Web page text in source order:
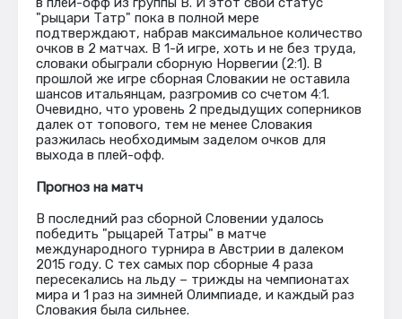
"рыцари Татр" пока в полной мере
подтверждают, набрав максимальное количество
очков в 2 матчах. В 1-й игре, хоть и не без труда,
словаки обыграли сборную Норвегии (2:1). В
прошлой же игре сборная Словакии не оставила
шансов итальянцам, разгромив со счетом 4:1.
Очевидно, что уровень 2 предыдущих соперников
далек от топового, тем не менее Словакия
разжилась необходимым заделом очков для
выхода в плей-офф.
Прогноз на матч
В последний раз сборной Словении удалось
победить "рыцарей Татры" в матче
международного турнира в Австрии в далеком
2015 году. С тех самых пор сборные 4 раза
пересекались на льду – трижды на чемпионатах
мира и 1 раз на зимней Олимпиаде, и каждый раз
Словакия была сильнее.